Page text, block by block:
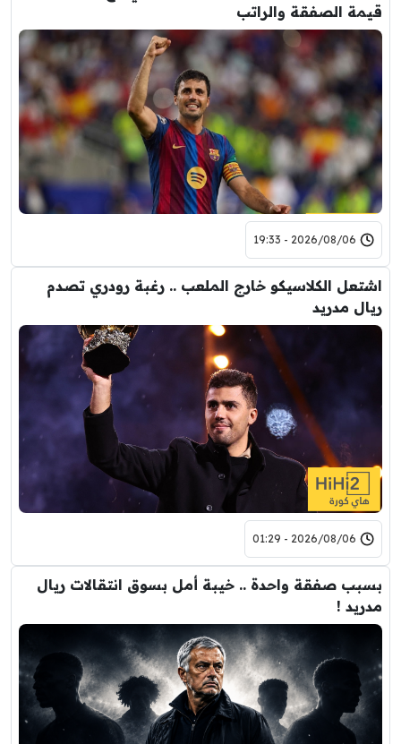
قيمة الصفقة والراتب
2026/08/06 - 19:33
اشتعل الكلاسيكو خارج الملعب .. رغبة رودري تصدم
ريال مدريد
2026/08/06 - 01:29
بسبب صفقة واحدة .. خيبة أمل بسوق انتقالات ريال
مدريد !